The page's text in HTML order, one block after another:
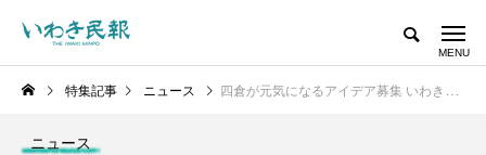
特集記事 ニュース 四倉が元気になるアイデア募集 いわき市 市街地再生に向けた取り組み
ニュース